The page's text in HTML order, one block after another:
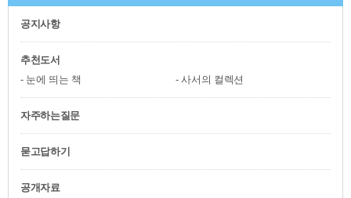
공지사항
추천도서
눈에 띄는 책
사서의 컬렉션
자주하는질문
묻고답하기
공개자료